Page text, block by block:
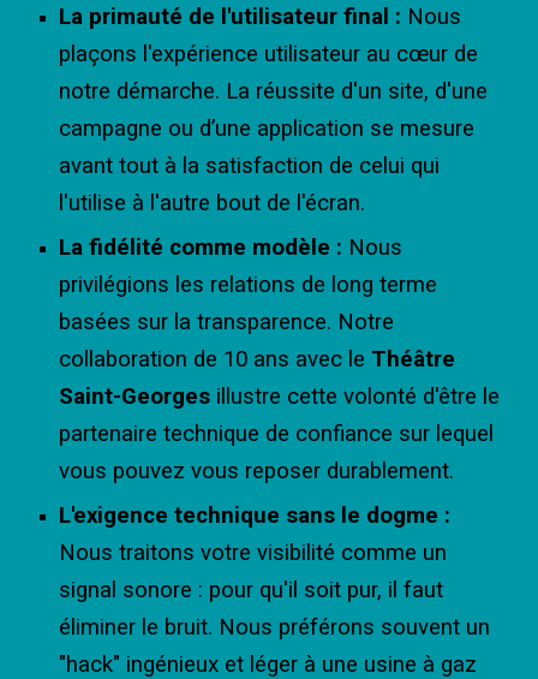
La primauté de l'utilisateur final : Nous
plaçons l'expérience utilisateur au cœur de
notre démarche. La réussite d'un site, d'une
campagne ou d’une application se mesure
avant tout à la satisfaction de celui qui
l'utilise à l'autre bout de l'écran.
La fidélité comme modèle : Nous
privilégions les relations de long terme
basées sur la transparence. Notre
collaboration de 10 ans avec le Théâtre
Saint-Georges illustre cette volonté d'être le
partenaire technique de confiance sur lequel
vous pouvez vous reposer durablement.
L'exigence technique sans le dogme :
Nous traitons votre visibilité comme un
signal sonore : pour qu'il soit pur, il faut
éliminer le bruit. Nous préférons souvent un
"hack" ingénieux et léger à une usine à gaz